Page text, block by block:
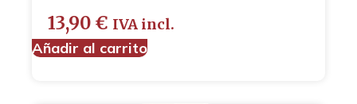
13,90 € IVA incl.
Añadir al carrito